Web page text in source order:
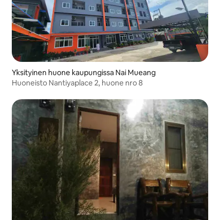
Yksityinen huone kaupungissa Nai Mueang
Huoneisto Nantiyaplace 2, huone nro 8